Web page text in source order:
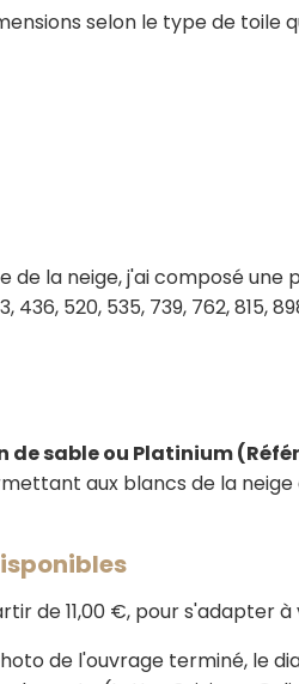
selon le type de toile
de la neige, j'ai composé
436, 520, 535, 739, 762, 815,
de sable ou Platinium
aux blancs de la
de 11,00 €, pour s'adapter à
de l'ouvrage terminé, le